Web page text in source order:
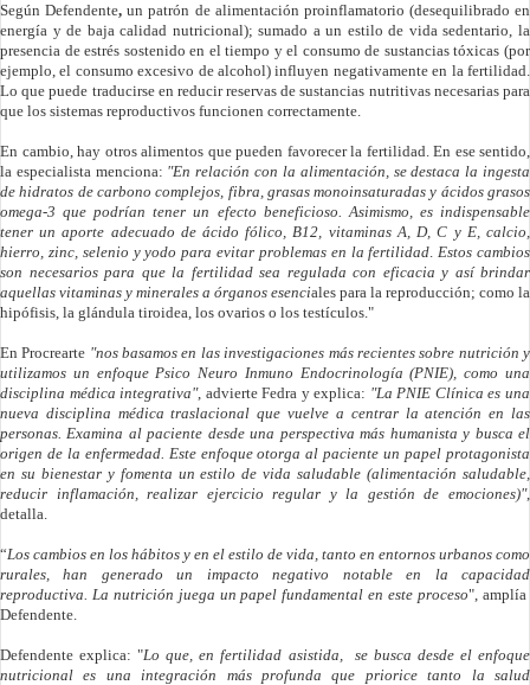
Según Defendente, un patrón de alimentación proinflamatorio (desequilibrado en
energía y de baja calidad nutricional); sumado a un estilo de vida sedentario, la
presencia de estrés sostenido en el tiempo y el consumo de sustancias tóxicas (por
ejemplo, el consumo excesivo de alcohol) influyen negativamente en la fertilidad.
Lo que puede traducirse en reducir reservas de sustancias nutritivas necesarias para
que los sistemas reproductivos funcionen correctamente.
En cambio, hay otros alimentos que pueden favorecer la fertilidad. En ese sentido,
la especialista menciona: "En relación con la alimentación, se destaca la ingesta
de hidratos de carbono complejos, fibra, grasas monoinsaturadas y ácidos grasos
omega-3 que podrían tener un efecto beneficioso. Asimismo, es indispensable
tener un aporte adecuado de ácido fólico, B12, vitaminas A, D, C y E, calcio,
hierro, zinc, selenio y yodo para evitar problemas en la fertilidad.Estos cambios
son necesarios para que la fertilidad sea regulada con eficacia y así brindar
aquellas vitaminas y minerales a órganos esenciales para la reproducción; como la
hipófisis, la glándula tiroidea, los ovarios o los testículos."
En Procrearte "nos basamos en las investigaciones más recientes sobre nutrición y
utilizamos un enfoque Psico Neuro Inmuno Endocrinología (PNIE), como una
disciplina médica integrativa", advierte Fedra y explica: "La PNIE Clínica es una
nueva disciplina médica traslacional que vuelve a centrar la atención en las
personas. Examina al paciente desde una perspectiva más humanista y busca el
origen de la enfermedad. Este enfoque otorga al paciente un papel protagonista
en su bienestar y fomenta un estilo de vida saludable (alimentación saludable,
reducir inflamación, realizar ejercicio regular y la gestión de emociones)",
detalla.
“Los cambios en los hábitos y en el estilo de vida, tanto en entornos urbanos como
rurales, han generado un impacto negativo notable en la capacidad
reproductiva. La nutrición juega un papel fundamental en este proceso", amplía
Defendente.
Defendenteexplica: "Lo que, en fertilidad asistida, se busca desde el enfoque
nutricional es una integración más profunda que priorice tanto la salud